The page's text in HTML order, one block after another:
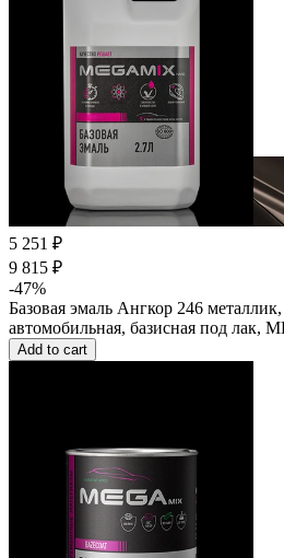
5 251 ₽
9 815 ₽
-47%
Базовая эмаль Ангкор 246
автомобильная, базисная под лак,
Add to cart